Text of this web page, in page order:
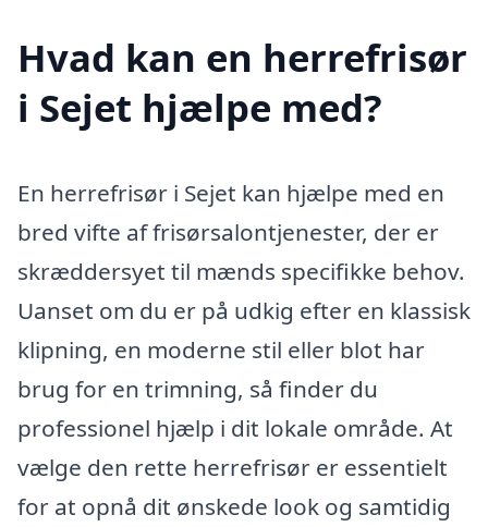
Hvad kan en herrefrisør
i Sejet hjælpe med?
En herrefrisør i Sejet kan hjælpe med en
bred vifte af frisørsalontjenester, der er
skræddersyet til mænds specifikke behov.
Uanset om du er på udkig efter en klassisk
klipning, en moderne stil eller blot har
brug for en trimning, så finder du
professionel hjælp i dit lokale område. At
vælge den rette herrefrisør er essentielt
for at opnå dit ønskede look og samtidig